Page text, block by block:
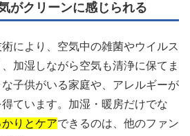
がクリーンに感じられる
により、空気中の雑菌やウイルス
加湿しながら空気も清浄に保てま
子供がいる家庭や、アレルギーが
ています。加湿・暖房だけでな
りとケアできるのは、他のファン